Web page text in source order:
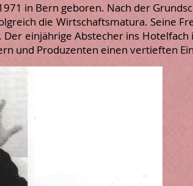
in Bern geboren. Nach der
die Wirtschaftsmatura. Seine
einjährige Abstecher ins
und Produzenten einen vertieften